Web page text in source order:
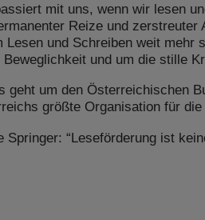
mit uns, wenn wir lesen
Reize und zerstreuter
Lesen und Schreiben weit mehr
Beweglichkeit und um die stille
geht um den Österreichischen
größte Organisation für
Springer: “Leseförderung ist